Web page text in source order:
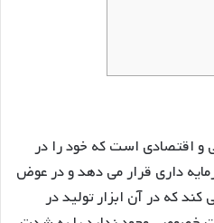
و اقتصادی است که خود را در
داری قرار می دهد و در عوض
که در آن ابزار تولید در